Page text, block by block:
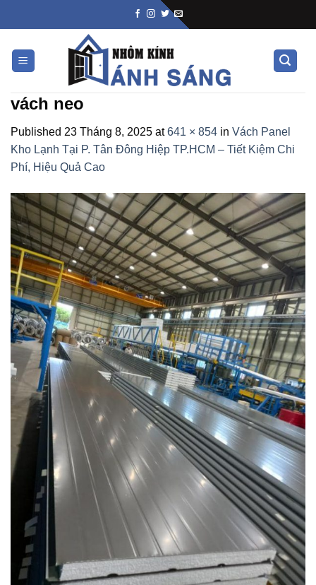
vách neo
Published 23 Tháng 8, 2025 at641 × 854 in Vách Panel
Kho Lạnh Tại P. Tân Đông Hiệp TP.HCM – Tiết Kiệm Chi
Phí, Hiệu Quả Cao